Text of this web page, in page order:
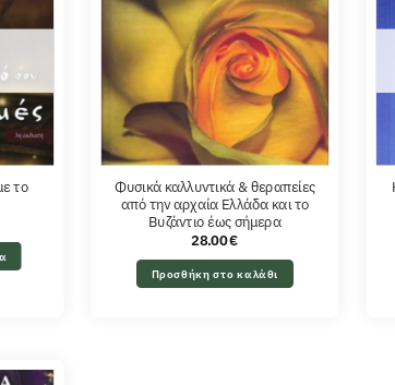
το Φυσικά καλλυντικά & θεραπείες
από την αρχαία Ελλάδα και το
Βυζάντιο έως σήμερα
28.00€
Προσθήκη στο καλάθι